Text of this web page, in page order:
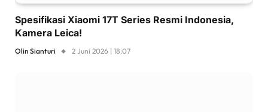
Spesifikasi Xiaomi 17T Series Resmi Indonesia,
Kamera Leica!
Olin Sianturi 2 Juni 2026 | 18:07